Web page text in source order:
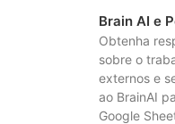
Brain AI e
Obtenha
sobre o
externos e
ao BrainAI
Google